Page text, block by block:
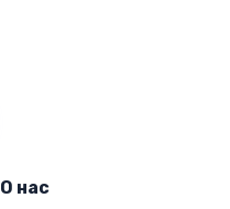
О нас